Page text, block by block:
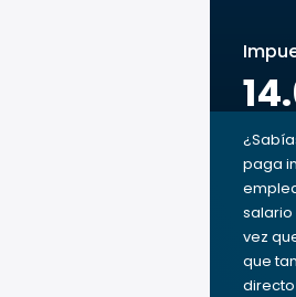
paga
salario
vez
que
directo